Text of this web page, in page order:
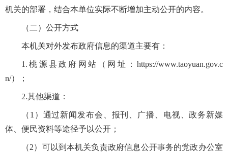
机关的部署，结合本单位实际不断增加主动公开的内容。
（二）公开方式
本机关对外发布政府信息的渠道主要有：
1.桃源县政府网站（网址：https://www.taoyuan.gov.c
n/）；
2.其他渠道：
（1）通过新闻发布会、报刊、广播、电视、政务新媒
体、便民资料等途径予以公开；
（2）可以到本机关负责政府信息公开事务的党政办公室